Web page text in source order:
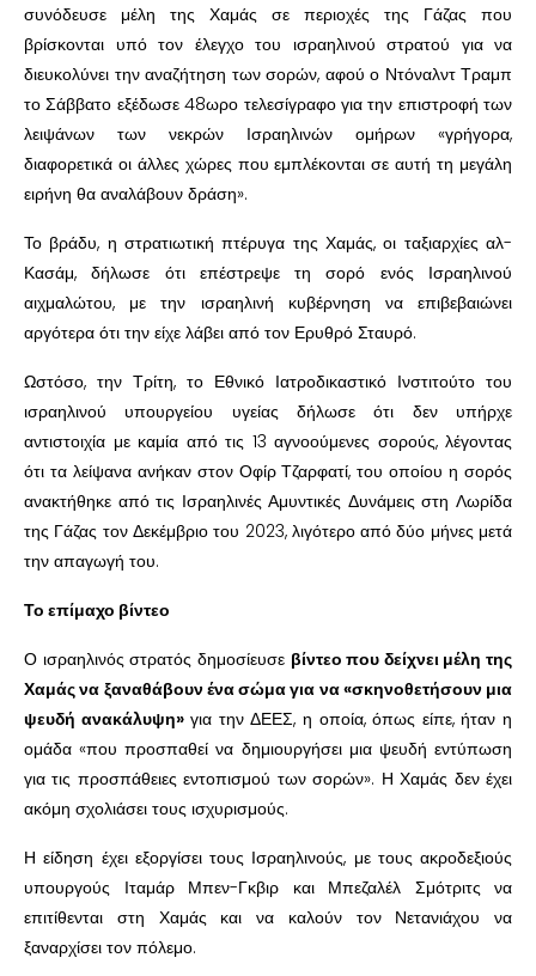
συνόδευσε μέλη της Χαμάς σε περιοχές της Γάζας που
βρίσκονται υπό τον έλεγχο του ισραηλινού στρατού για να
διευκολύνει την αναζήτηση των σορών, αφού ο Ντόναλντ Τραμπ
το Σάββατο εξέδωσε 48ωρο τελεσίγραφο για την επιστροφή των
λειψάνων των νεκρών Ισραηλινών ομήρων «γρήγορα,
διαφορετικά οι άλλες χώρες που εμπλέκονται σε αυτή τη μεγάλη
ειρήνη θα αναλάβουν δράση».
Το βράδυ, η στρατιωτική πτέρυγα της Χαμάς, οι ταξιαρχίες αλ-
Κασάμ, δήλωσε ότι επέστρεψε τη σορό ενός Ισραηλινού
αιχμαλώτου, με την ισραηλινή κυβέρνηση να επιβεβαιώνει
αργότερα ότι την είχε λάβει από τον Ερυθρό Σταυρό.
Ωστόσο, την Τρίτη, το Εθνικό Ιατροδικαστικό Ινστιτούτο του
ισραηλινού υπουργείου υγείας δήλωσε ότι δεν υπήρχε
αντιστοιχία με καμία από τις 13 αγνοούμενες σορούς, λέγοντας
ότι τα λείψανα ανήκαν στον Οφίρ Τζαρφατί, του οποίου η σορός
ανακτήθηκε από τις Ισραηλινές Αμυντικές Δυνάμεις στη Λωρίδα
της Γάζας τον Δεκέμβριο του 2023, λιγότερο από δύο μήνες μετά
την απαγωγή του.
Το επίμαχο βίντεο
Ο ισραηλινός στρατός δημοσίευσε βίντεο που δείχνει μέλη της
Χαμάς να ξαναθάβουν ένα σώμα για να «σκηνοθετήσουν μια
ψευδή ανακάλυψη»για την ΔΕΕΣ, η οποία, όπως είπε, ήταν η
ομάδα «που προσπαθεί να δημιουργήσει μια ψευδή εντύπωση
για τις προσπάθειες εντοπισμού των σορών». Η Χαμάς δεν έχει
ακόμη σχολιάσει τους ισχυρισμούς.
Η είδηση ​​έχει εξοργίσει τους Ισραηλινούς, με τους ακροδεξιούς
υπουργούς Ιταμάρ Μπεν-Γκβιρ και Μπεζαλέλ Σμότριτς να
επιτίθενται στη Χαμάς και να καλούν τον Νετανιάχου να
ξαναρχίσει τον πόλεμο.